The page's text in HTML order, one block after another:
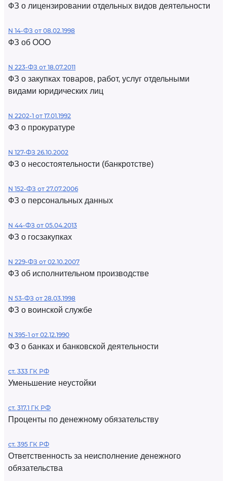
ФЗ о лицензировании отдельных видов деятельности
N 14-ФЗ от 08.02.1998
ФЗ об ООО
N 223-ФЗ от 18.07.2011
ФЗ о закупках товаров, работ, услуг отдельными
видами юридических лиц
N 2202-1 от 17.01.1992
ФЗ о прокуратуре
N 127-ФЗ 26.10.2002
ФЗ о несостоятельности (банкротстве)
N 152-ФЗ от 27.07.2006
ФЗ о персональных данных
N 44-ФЗ от 05.04.2013
ФЗ о госзакупках
N 229-ФЗ от 02.10.2007
ФЗ об исполнительном производстве
N 53-ФЗ от 28.03.1998
ФЗ о воинской службе
N 395-1 от 02.12.1990
ФЗ о банках и банковской деятельности
ст. 333 ГК РФ
Уменьшение неустойки
ст. 317.1 ГК РФ
Проценты по денежному обязательству
ст. 395 ГК РФ
Ответственность за неисполнение денежного
обязательства